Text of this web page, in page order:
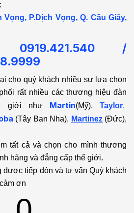
P.Dịch Vọng, Q. Cầu Giấy,
0919.421.540 /
cho quý khách nhiều sự lựa chọn
rất nhiều các thương hiệu đàn
giới như
Martin(Mỹ),Taylor,
(Tây Ban Nha), Martinez(Đức),
tất cả và chọn cho mình thương
hãng và đẳng cấp thế giới.
được tiếp đón và tư vấn Quý khách
ơn